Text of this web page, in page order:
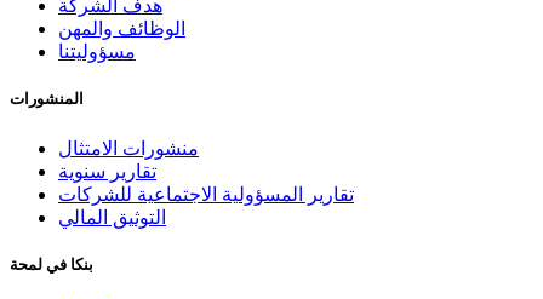
هدف الشركة
الوظائف والمهن
مسؤوليتنا
المنشورات
منشورات الامتثال
تقارير سنوية
تقارير المسؤولية الاجتماعية للشركات
التوثيق المالي
بنكا في لمحة